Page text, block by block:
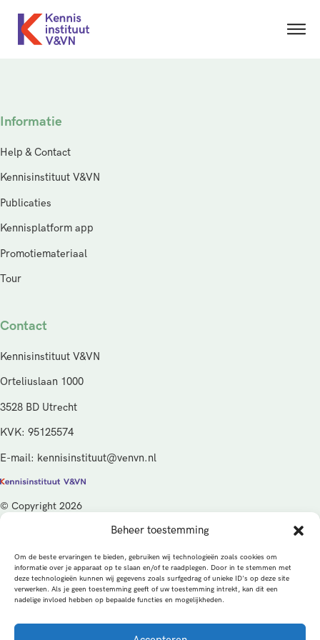
Beheer toestemming
Om de beste ervaringen te bieden, gebruiken wij technologieën zoals cookies om
informatie over je apparaat op te slaan en/of te raadplegen. Door in te stemmen met
deze technologieën kunnen wij gegevens zoals surfgedrag of unieke ID's op deze site
verwerken. Als je geen toestemming geeft of uw toestemming intrekt, kan dit een
nadelige invloed hebben op bepaalde functies en mogelijkheden.
Informatie
Help & Contact
Kennisinstituut V&VN
Publicaties
Kennisplatform app
Promotiemateriaal
Tour
Contact
Kennisinstituut V&VN
Orteliuslaan 1000
3528 BD Utrecht
KVK: 95125574
E-mail: kennisinstituut@venvn.nl
© Copyright 2026
De activiteiten van het Kennisinstituut V&VN worden gefinancierd
vanuit de kwaliteitsgelden van het ministerie van Volksgezondheid,
Welzijn en Sport (VWS), beheerd door ZonMw.
PrivacybeleidCookiesAlgemene voorwaarden